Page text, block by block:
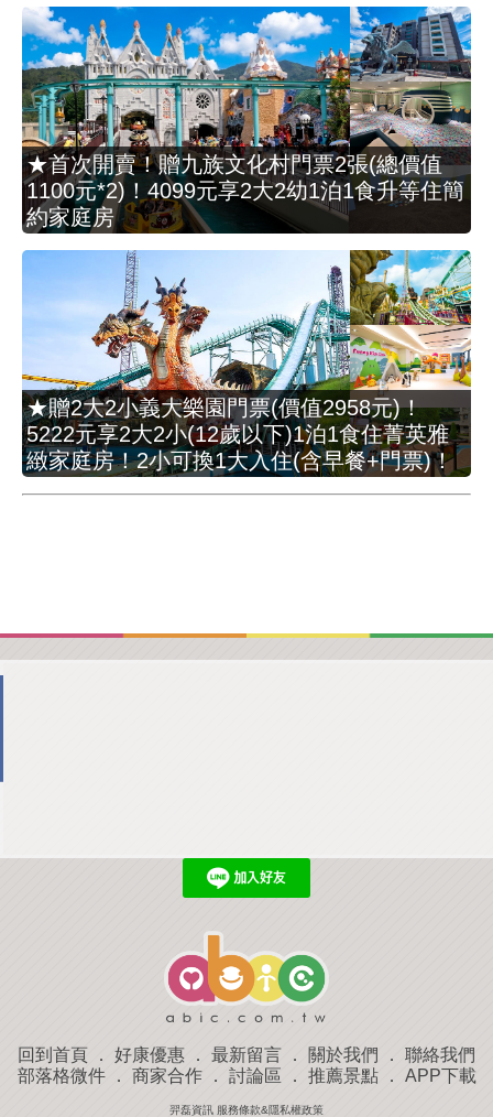
★首次開賣！贈九族文化村門票2張(總價值
1100元*2)！4099元享2大2幼1泊1食升等住簡
約家庭房
★贈2大2小義大樂園門票(價值2958元)！
5222元享2大2小(12歲以下)1泊1食住菁英雅
緻家庭房！2小可換1大入住(含早餐+門票)！
回到首頁 ． 好康優惠 ． 最新留言 ． 關於我們 ． 聯絡我們
部落格微件． 商家合作． 討論區 ． 推薦景點． APP下載
羿磊資訊 服務條款&隱私權政策